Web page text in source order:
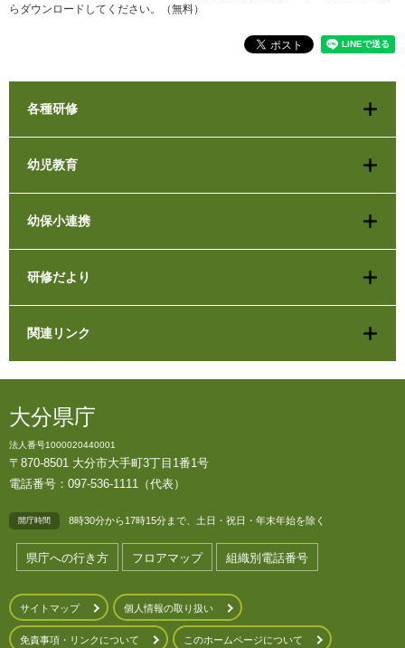
らダウンロードしてください。（無料）
各種研修
幼児教育
幼保小連携
研修だより
関連リンク
大分県庁
法人番号1000020440001
〒870-8501 大分市大手町3丁目1番1号
電話番号：097-536-1111（代表）
開庁時間 8時30分から17時15分まで、土日・祝日・年末年始を除く
県庁への行き方 フロアマップ 組織別電話番号
サイトマップ 個人情報の取り扱い
免責事項・リンクについて このホームページについて